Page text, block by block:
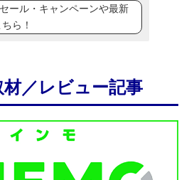
ール・キャンペーンや最新
ら！
材／レビュー記事